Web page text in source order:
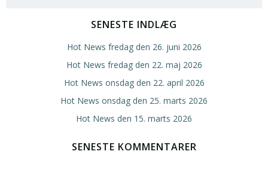
SENESTE INDLÆG
Hot News fredag den 26. juni 2026
Hot News fredag den 22. maj 2026
Hot News onsdag den 22. april 2026
Hot News onsdag den 25. marts 2026
Hot News den 15. marts 2026
SENESTE KOMMENTARER